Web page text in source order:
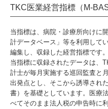
information
recruit
TKC医業経営指標（M-
当指標は、病院・診療所向けに
計データベース」等を利用して
編集し、収録した経営指標です。
当指標に収録されたデータは、
計士が毎月実施する巡回監査と
出発点とし、そこから誘導され
書）を基礎としています。医療
べてそのまま法人税の申告時に